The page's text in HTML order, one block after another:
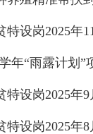
特设岗2025年
年“雨露计划
特设岗2025年
特设岗2025年